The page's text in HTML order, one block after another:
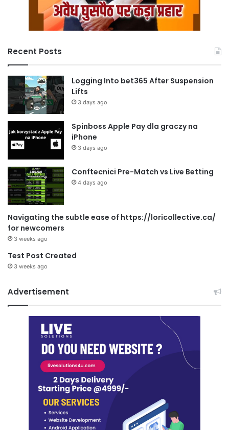
Recent Posts
Logging Into bet365 After Suspension
Lifts
3 days ago
Spinboss Apple Pay dla graczy na
iPhone
3 days ago
Conftecnici Pre-Match vs Live Betting
4 days ago
Navigating the subtle ease of https://loricollective.ca/
for newcomers
3 weeks ago
Test Post Created
3 weeks ago
Advertisement